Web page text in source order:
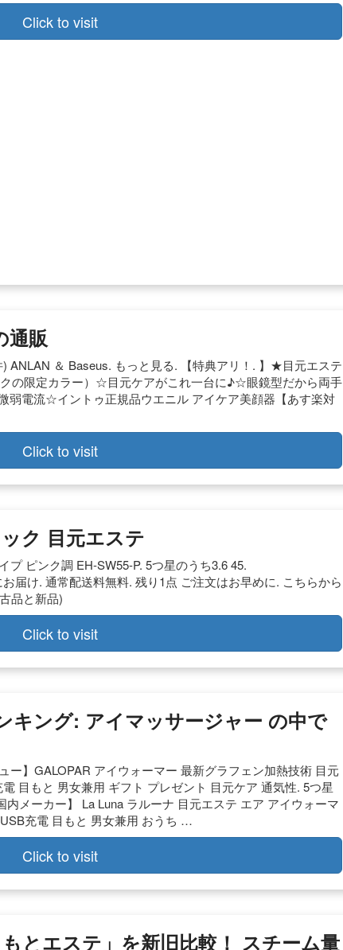
Click to visit
通販
ANLAN ＆ Baseus. もっと見る. 【特典アリ！. 】★目元エステ
の限定カラー）☆目元ケアがこれ一台に♪☆眼鏡型だから両手
電流☆イントゥ正規品ウエニル アイケア美顔器【あす楽対
Click to visit
ク 目元エステ
ピンク調 EH-SW55-P. 5つ星のうち3.6 45.
届け. 通常配送料無料. 残り1点 ご注文はお早めに. こちらから
品と新品)
Click to visit
ング: アイマッサージャー の中で
ー】GALOPAR アイウォーマー 最新グラフェン加熱技術 目元
目もと 男女兼用 ギフト プレゼント 目元ケア 通気性. 5つ星
内メーカー】 La Luna ラルーナ 目元エステ エア アイウォーマ
充電 目もと 男女兼用 おうち …
Click to visit
とエステ」を新旧比較！ スチーム量